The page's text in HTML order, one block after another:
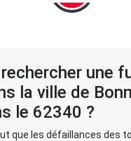
une
la ville de
le 62340 ?
que les défaillances des